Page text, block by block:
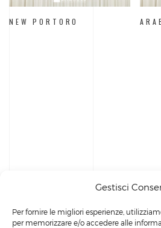
Gestisci
Per fornire le migliori esperienze,
per memorizzare e/o accedere alle
NEW PORTORO